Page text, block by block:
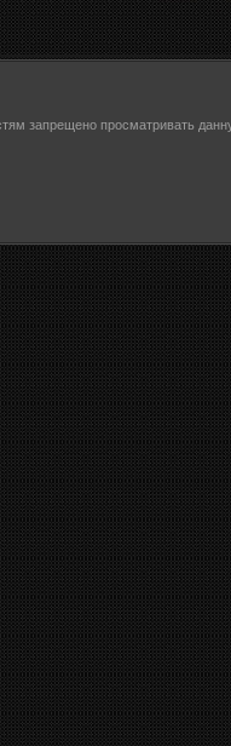
запрещено просматривать